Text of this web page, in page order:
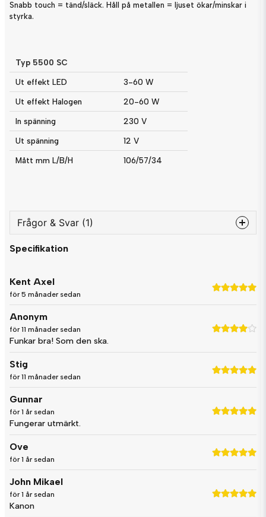
Snabb touch = tänd/släck. Håll på metallen = ljuset ökar/minskar i
styrka.
Typ 5500 SC
Ut effekt LED 3-60 W
Ut effekt Halogen 20-60 W
In spänning 230 V
Ut spänning 12 V
Mått mm L/B/H 106/57/34
Frågor & Svar (1)
question
name
Namn
Ja, ni får publicera min fråga
Specifikation
Kent Axel
för 5 månader sedan
Anonym
för 11 månader sedan
Funkar bra! Som den ska.
Stig
för 11 månader sedan
Gunnar
för 1 år sedan
Fungerar utmärkt.
Ove
för 1 år sedan
John Mikael
för 1 år sedan
Kanon